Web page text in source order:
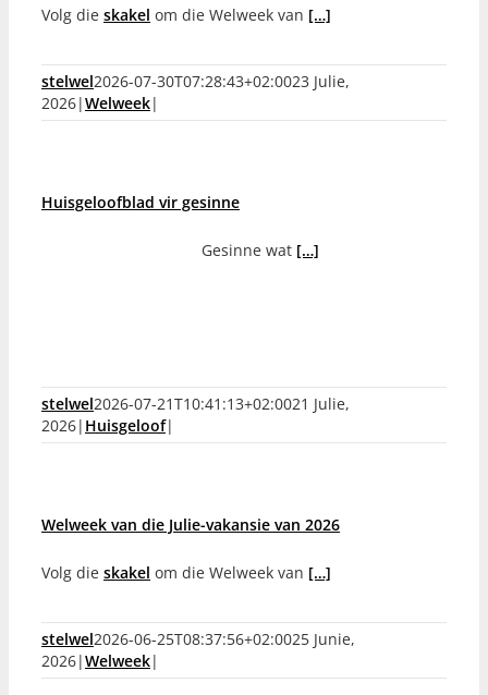
Volg die skakel om die Welweek van […]
stelwel2026-07-30T07:28:43+02:0023 Julie,
2026|Welweek|
Huisgeloofblad vir gesinne
Gesinne wat […]
stelwel2026-07-21T10:41:13+02:0021 Julie,
2026| Huisgeloof|
Welweek van die Julie-vakansie van 2026
Volg die skakel om die Welweek van […]
stelwel2026-06-25T08:37:56+02:0025 Junie,
2026|Welweek|